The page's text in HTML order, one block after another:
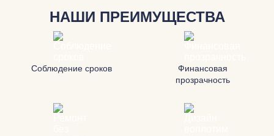
НАШИ ПРЕИМУЩЕСТВА
Соблюдение сроков
Финансовая
прозрачность